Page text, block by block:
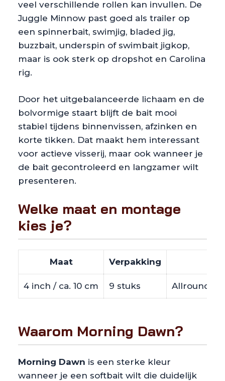
veel verschillende rollen kan invullen. De
Juggle Minnow past goed als trailer op
een spinnerbait, swimjig, bladed jig,
buzzbait, underspin of swimbait jigkop,
maar is ook sterk op dropshot en Carolina
rig.
Door het uitgebalanceerde lichaam en de
bolvormige staart blijft de bait mooi
stabiel tijdens binnenvissen, afzinken en
korte tikken. Dat maakt hem interessant
voor actieve visserij, maar ook wanneer je
de bait gecontroleerd en langzamer wilt
presenteren.
Welke maat en montage
kies je?
Maat Verpakking
4 inch / ca. 10 cm 9 stuks Allround
Waarom Morning Dawn?
Morning Dawn is een sterke kleur
wanneer je een softbait wilt die duidelijk